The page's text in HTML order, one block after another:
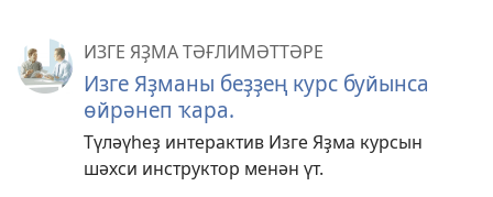
ИЗГЕ ЯҘМА ТӘҒЛИМӘТТӘРЕ
Изге Яҙманы беҙҙең курс буйынса
өйрәнеп ҡара.
Түләүһеҙ интерактив Изге Яҙма курсын
шәхси инструктор менән үт.